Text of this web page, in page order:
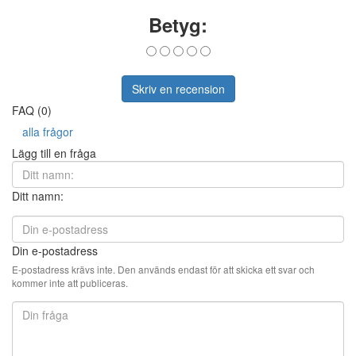
Betyg:
Skriv en recension
FAQ (0)
alla frågor
Lägg till en fråga
Ditt namn:
Din e-postadress
E-postadress krävs inte. Den används endast för att skicka ett svar och
kommer inte att publiceras.